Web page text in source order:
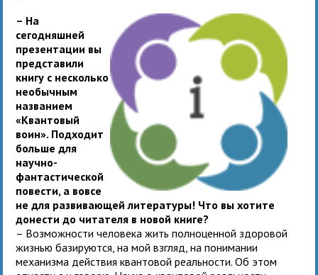
– На
сегодняшней
презентации вы
представили
книгу с несколько
необычным
названием
«Квантовый
воин». Подходит
больше для
научно-
фантастической
повести, а вовсе
не для развивающей литературы! Что вы хотите
донести до читателя в новой книге?
– Возможности человека жить полноценной здоровой
жизнью базируются, на мой взгляд, на понимании
механизма действия квантовой реальности. Об этом